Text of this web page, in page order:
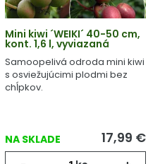
Mini kiwi ´WEIKI´ 40-50 cm,
kont. 1,6 l, vyviazaná
Samoopelivá odroda mini kiwi
s osviežujúcimi plodmi bez
chĺpkov.
NA SKLADE 17,99 €